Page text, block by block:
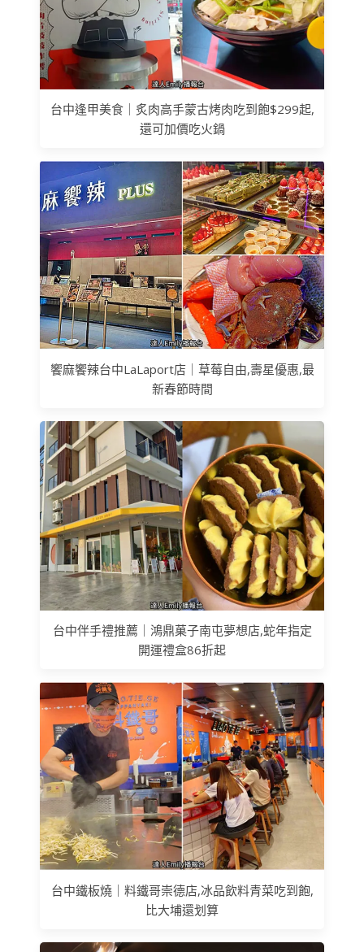
台中逢甲美食｜炙肉高手蒙古烤肉吃到飽$299起,
還可加價吃火鍋
饗麻饗辣台中LaLaport店｜草莓自由,壽星優惠,最
新春節時間
台中伴手禮推薦｜鴻鼎菓子南屯夢想店,蛇年指定
開運禮盒86折起
台中鐵板燒｜料鐵哥崇德店,冰品飲料青菜吃到飽,
比大埔還划算